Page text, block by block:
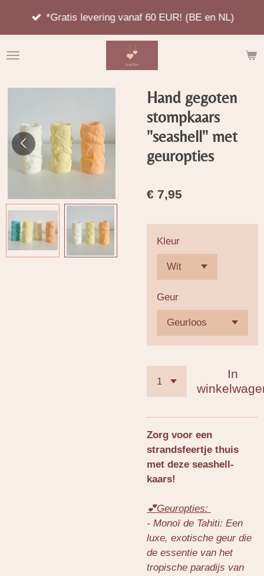
de
*Gratis levering vanaf 60 EUR! (BE en NL)
Hand gegoten
stompkaars
''seashell'' met
geuropties
€ 7,95
Kleur
Geur
In
Zorg voor een
strandsfeertje thuis
met deze seashell-
kaars!
💕Geuropties:
- Monoï de Tahiti: Een
luxe, exotische geur die
de essentie van het
tropische paradijs van